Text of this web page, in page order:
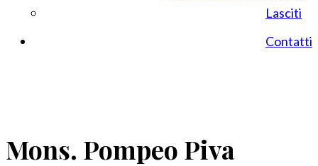
Lasciti
Contatti
Mons. Pompeo Piva